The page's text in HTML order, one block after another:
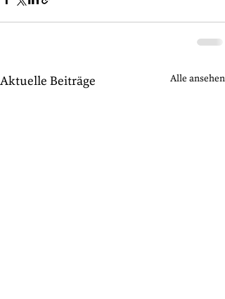
Aktuelle Beiträge Alle ansehen